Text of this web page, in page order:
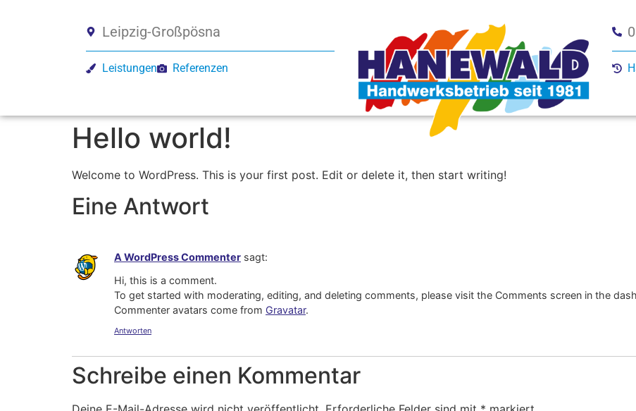
Leipzig-Großpösna
Leistungen Referenzen
Hello world!
Welcome to WordPress. This is your first post. Edit or delete it, then start writing!
Eine Antwort
A WordPress Commenter sagt:
Hi, this is a comment.
To get started with moderating, editing, and deleting comments, please visit the Comments screen in the
Commenter avatars come from Gravatar.
Antworten
Schreibe einen Kommentar